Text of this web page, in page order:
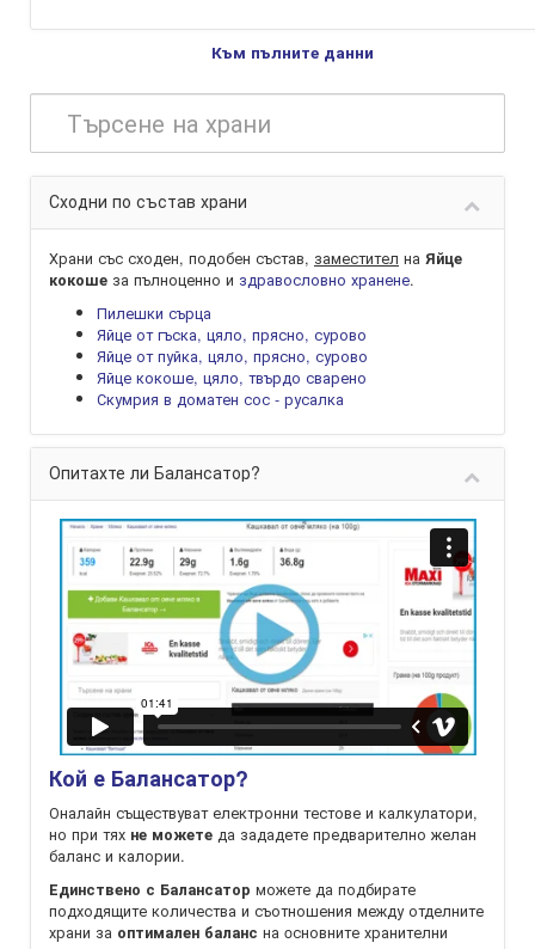
Към пълните данни
Сходни по състав храни
Храни със сходен, подобен състав, заместител на Яйце
кокоше за пълноценно и здравословно хранене.
Пилешки сърца
Яйце от гъска, цяло, прясно, сурово
Яйце от пуйка, цяло, прясно, сурово
Яйце кокоше, цяло, твърдо сварено
Скумрия в доматен сос - русалка
Опитахте ли Балансатор?
Кой е Балансатор?
Оналайн съществуват електронни тестове и калкулатори,
но при тях не можете да зададете предварително желан
баланс и калории.
Единствено с Балансатор можете да подбирате
подходящите количества и съотношения между отделните
храни за оптимален баланс на oсновните хранителни